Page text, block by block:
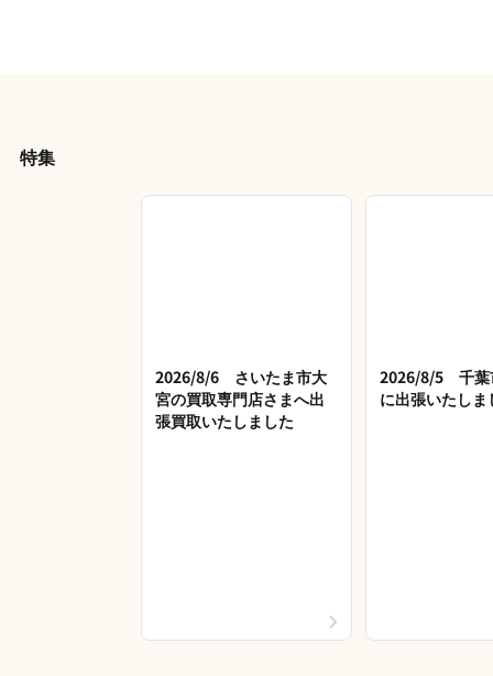
特集
2026/8/6 さいたま市大
宮の買取専門店さまへ出
張買取いたしました
2026/8/5 千葉
に出張いたしま